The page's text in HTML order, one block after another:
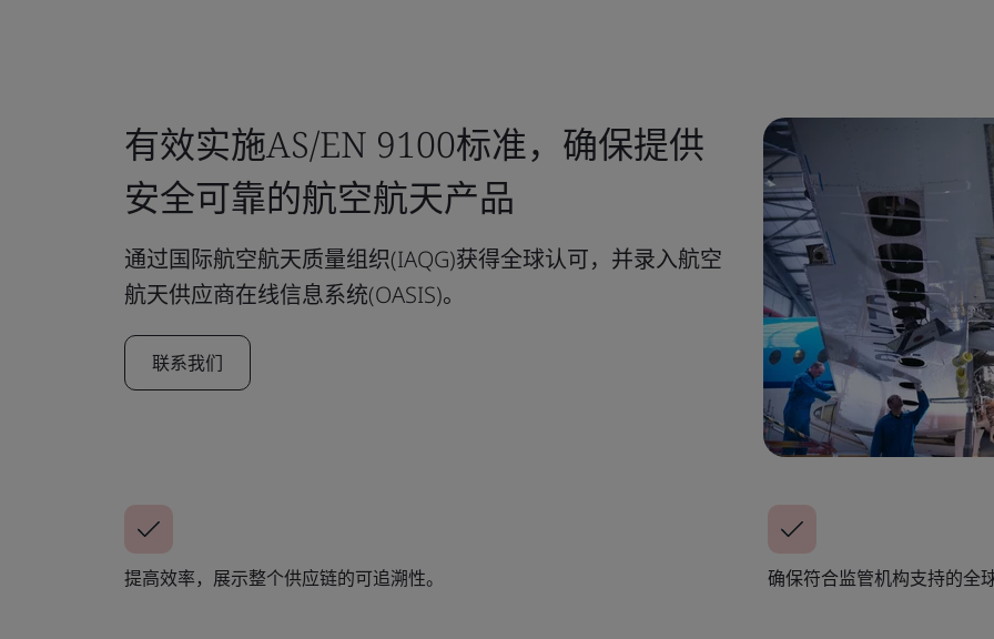
有效实施AS/EN 9100标准，确保提供
安全可靠的航空航天产品
通过国际航空航天质量组织(IAQG)获得全球认可，并录入航空
航天供应商在线信息系统(OASIS)。
联系我们
提高效率，展示整个供应链的可追溯性。 确保符合监管机构支持的全